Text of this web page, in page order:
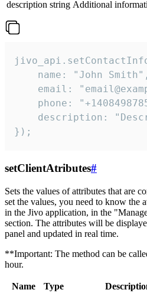
description string Additional
    name: "John Smith",
email:
phone:
description:
});
setClientAtributes#
Sets the values ​​of attributes that are
set the values, you need to know the
in the Jivo application, in the
section. The attributes will be
panel and updated in real time.
**Important: The method can be
hour.
Name Type